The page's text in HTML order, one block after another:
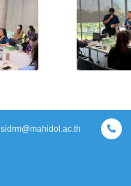
sidrm@mahidol.ac.th